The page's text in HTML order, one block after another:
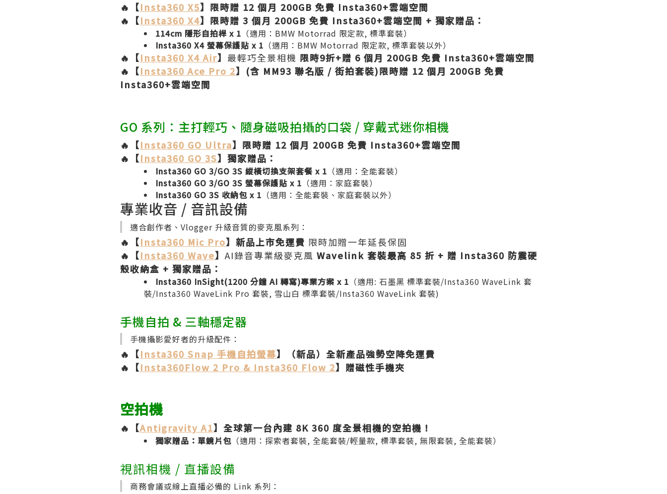
🔥【Insta360 X5】限時贈 12 個月 200GB 免費 Insta360+雲端空間
🔥【Insta360 X4】限時贈 3 個月 200GB 免費 Insta360+雲端空間 + 獨家贈品：
114cm 隱形自拍桿 x 1 （適用：BMW Motorrad 限定款, 標準套裝）
Insta360 X4 螢幕保護貼 x 1 （適用：BMW Motorrad 限定款, 標準套裝以外）
🔥【Insta360 X4 Air】 最輕巧全景相機 限時9折+贈 6 個月 200GB 免費 Insta360+雲端空間
🔥【Insta360 Ace Pro 2】(含 MM93 聯名版 / 街拍套裝)限時贈 12 個月 200GB 免費
Insta360+雲端空間
GO 系列：主打輕巧、隨身磁吸拍攝的口袋 / 穿戴式迷你相機
🔥【Insta360 GO Ultra】限時贈 12 個月 200GB 免費 Insta360+雲端空間
🔥【Insta360 GO 3S】獨家贈品：
Insta360 GO 3/GO 3S 縱橫切換支架套餐 x 1 （適用：全能套裝）
Insta360 GO 3/GO 3S 螢幕保護貼 x 1 （適用：家庭套裝）
Insta360 GO 3S 收納包 x 1 （適用：全能套裝、家庭套裝以外）
專業收音 / 音訊設備
適合創作者、Vlogger 升級音質的麥克風系列：
🔥【Insta360 Mic Pro】新品上市免運費 限時加贈一年延長保固
🔥【Insta360 Wave】AI錄音專業級麥克風 Wavelink 套裝最高 85 折 + 贈 Insta360 防震硬
殼收納盒 + 獨家贈品：
Insta360 InSight(1200 分鐘 AI 轉寫)專業方案 x 1 （適用: 石墨黑 標準套裝/Insta360 WaveLink 套
裝/Insta360 WaveLink Pro 套裝, 雪山白 標準套裝/Insta360 WaveLink 套裝)
手機自拍 & 三軸穩定器
手機攝影愛好者的升級配件：
🔥【Insta360 Snap 手機自拍螢幕】（新品）全新產品強勢空降免運費
🔥【Insta360Flow 2 Pro & Insta360 Flow 2】贈磁性手機夾
空拍機
🔥【Antigravity A1】全球第一台內建 8K 360 度全景相機的空拍機！
獨家贈品：單鏡片包 （適用：探索者套裝, 全能套裝/輕量款, 標準套裝, 無限套裝, 全能套裝）
視訊相機 / 直播設備
商務會議或線上直播必備的 Link 系列：